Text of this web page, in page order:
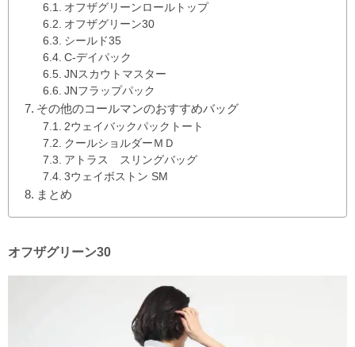
オフザグリーンロールトップ
オフザグリーン30
シールド35
C-デイパック
JNスカウトマスター
JNフラップパック
その他のコールマンのおすすめバッグ
2ウェイバックパックトート
クールショルダーＭＤ
アトラス スリングバッグ
3ウェイボストン SM
まとめ
オフザグリーン30